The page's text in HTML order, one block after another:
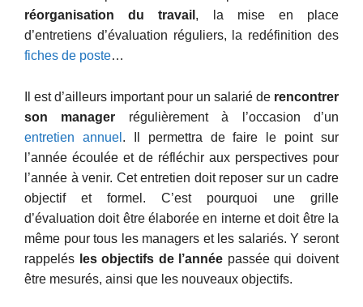
réorganisation du travail , la mise en place
d’entretiens d’évaluation réguliers, la redéfinition des
fiches de poste…
Il est d’ailleurs important pour un salarié de rencontrer
son manager régulièrement à l’occasion d’un
entretien annuel . Il permettra de faire le point sur
l’année écoulée et de réfléchir aux perspectives pour
l’année à venir. Cet entretien doit reposer sur un cadre
objectif et formel. C’est pourquoi une grille
d’évaluation doit être élaborée en interne et doit être la
même pour tous les managers et les salariés. Y seront
rappelés les objectifs de l’année passée qui doivent
être mesurés, ainsi que les nouveaux objectifs.